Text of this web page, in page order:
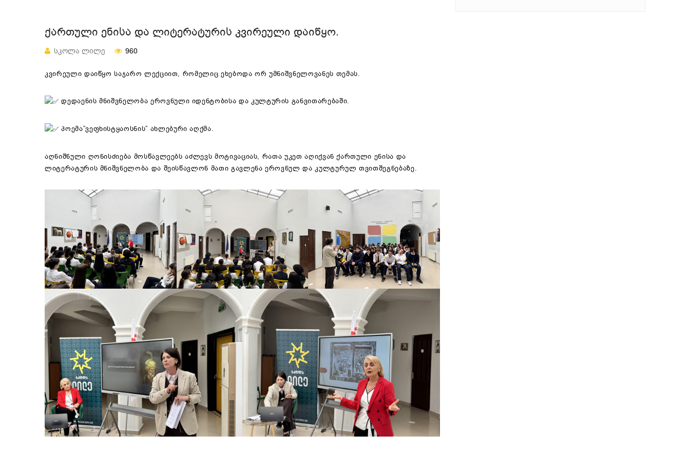
ᲥᲐᲠᲗᲣᲚᲘ ᲔᲜᲘᲡᲐ ᲓᲐ ᲚᲘᲢᲔᲠᲐᲢᲣᲠᲘᲡ ᲙᲕᲘᲠᲔᲣᲚᲘ ᲓᲐᲘᲬᲧᲝ.
ᲡᲙᲝᲚᲐ ᲚᲘᲚᲔ 960
კვირეული დაიწყო საჯარო ლექციით, რომელიც ეხებოდა ორ უმნიშვნელოვანეს თემას.
დედაენის მნიშვნელობა ეროვნული იდენტობისა და კულტურის განვითარებაში.
პოემა”ვეფხისტყაოსნის” ახლებური აღქმა.
აღნიშნული ღონისძიება მოსწავლეებს აძლევს მოტივაციას, რათა უკეთ აღიქვან ქართული ენისა და
ლიტერატურის მნიშვნელობა და შეისწავლონ მათი გავლენა ეროვნულ და კულტურულ თვითშეგნებაზე.